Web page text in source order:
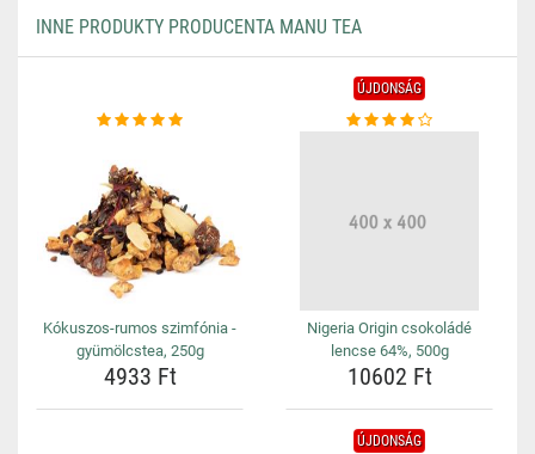
INNE PRODUKTY PRODUCENTA MANU TEA
Kókuszos-rumos szimfónia -
gyümölcstea, 250g
4933 Ft
ÚJDONSÁG
Nigeria Origin csokoládé
lencse 64%, 500g
10602 Ft
ÚJDONSÁG